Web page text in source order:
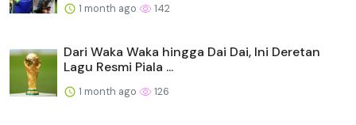
1 month ago 142
Dari Waka Waka hingga Dai Dai, Ini Deretan
Lagu Resmi Piala ...
1 month ago 126